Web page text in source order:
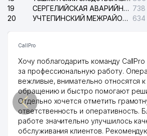
19
СЕРГЕЛИЙСКАЯ АВАРИЙНАЯ СЛУЖБА ЭЛЕКТРОСЕТИ 738
20
УЧТЕПИНСКИЙ МЕЖРАЙОННЫЙ СУД ПО ГРАЖДАНСКИМ ДЕЛАМ 634
CallPro
Хочу поблагодарить команду
за профессиональную работу.
вежливые, внимательно относятся
обращению и быстро помогают
Отдельно хочется отметить
ответственность и оперативность.
работе значительно улучшилось
обслуживания клиентов.